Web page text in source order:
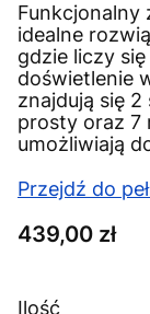
Funkcjonalny
idealne
gdzie liczy
doświetlenie
znajdują się 2
prosty oraz 7
umożliwiają
Przejdź do
Cena
439,00 zł
Ilość